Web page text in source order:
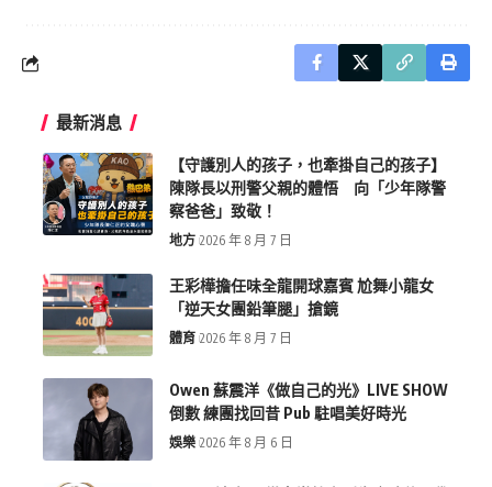
最新消息
【守護別人的孩子，也牽掛自己的孩子】
陳隊長以刑警父親的體悟 向「少年隊警
察爸爸」致敬！
地方 2026 年 8 月 7 日
王彩樺擔任味全龍開球嘉賓 尬舞小龍女
「逆天女團鉛筆腿」搶鏡
體育 2026 年 8 月 7 日
Owen 蘇震洋《做自己的光》LIVE SHOW
倒數 練團找回昔 Pub 駐唱美好時光
娛樂 2026 年 8 月 6 日